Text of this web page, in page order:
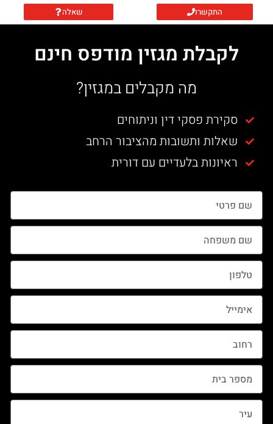
התקשרו שאלה
לקבלת מגזין מודפס חינם
מה מקבלים במגזין?
סקירת פסקי דין וניתוחים
שאלות ותשובות מהציבור הרחב
ראיונות בלעדיים עם דורית